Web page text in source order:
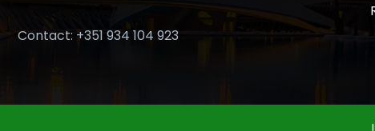
Contact: +351 934 104 923